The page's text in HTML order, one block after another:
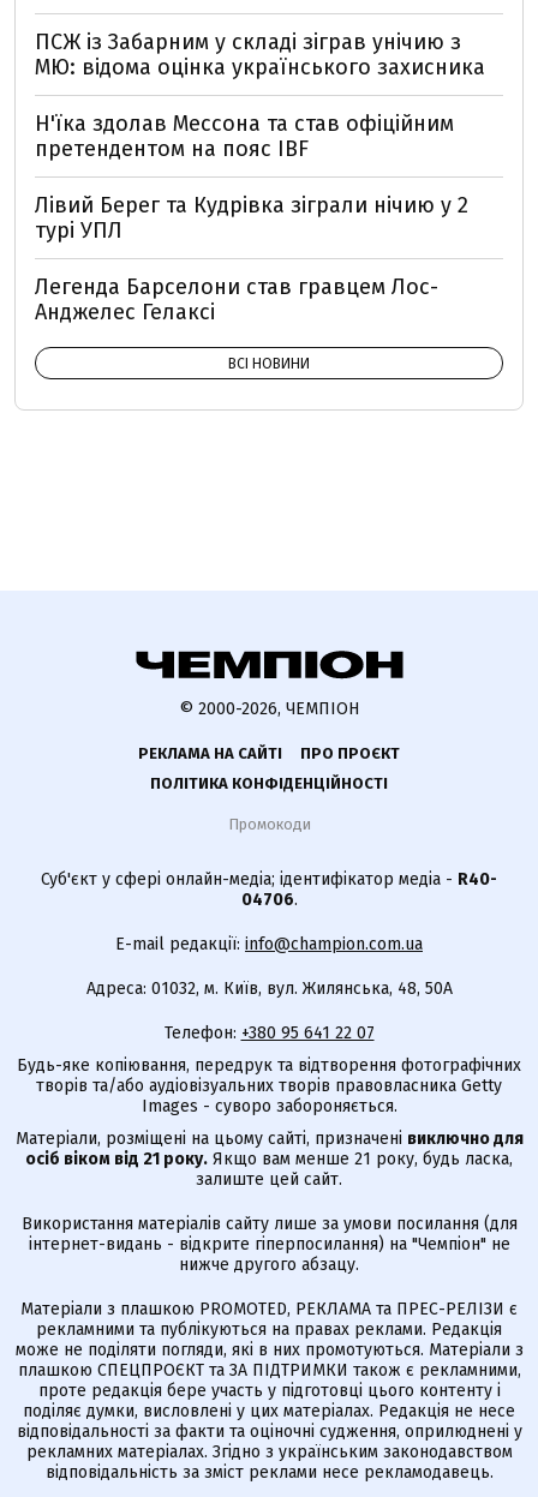
ПСЖ із Забарним у складі зіграв унічию з
МЮ: відома оцінка українського захисника
Н'їка здолав Мессона та став офіційним
претендентом на пояс IBF
Лівий Берег та Кудрівка зіграли нічию у 2
турі УПЛ
Легенда Барселони став гравцем Лос-
Анджелес Гелаксі
ВСІ НОВИНИ
© 2000-2026, ЧЕМПІОН
РЕКЛАМА НА САЙТІ
ПРО ПРОЄКТ
ПОЛІТИКА КОНФІДЕНЦІЙНОСТІ
Промокоди
Суб'єкт у сфері онлайн-медіа; ідентифікатор медіа - R40-
04706.
E-mail редакції: info@champion.com.ua
Адреса: 01032, м. Київ, вул. Жилянська, 48, 50А
Телефон: +380 95 641 22 07
Будь-яке копіювання, передрук та відтворення фотографічних
творів та/або аудіовізуальних творів правовласника Getty
Images - суворо забороняється.
Матеріали, розміщені на цьому сайті, призначені виключно для
осіб віком від 21 року. Якщо вам менше 21 року, будь ласка,
залиште цей сайт.
Використання матеріалів сайту лише за умови посилання (для
інтернет-видань - відкрите гіперпосилання) на "Чемпіон" не
нижче другого абзацу.
Матеріали з плашкою PROMOTED, РЕКЛАМА та ПРЕС-РЕЛІЗИ є
рекламними та публікуються на правах реклами. Редакція
може не поділяти погляди, які в них промотуються. Матеріали з
плашкою СПЕЦПРОЄКТ та ЗА ПІДТРИМКИ також є рекламними,
проте редакція бере участь у підготовці цього контенту і
поділяє думки, висловлені у цих матеріалах. Редакція не несе
відповідальності за факти та оціночні судження, оприлюднені у
рекламних матеріалах. Згідно з українським законодавством
відповідальність за зміст реклами несе рекламодавець.